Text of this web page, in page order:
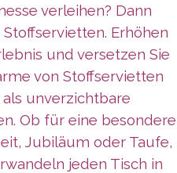
verleihen? Dann
Erhöhen
und versetzen Sie
von Stoffservietten
unverzichtbare
Ob für eine besondere
Jubiläum oder Taufe,
jeden Tisch in